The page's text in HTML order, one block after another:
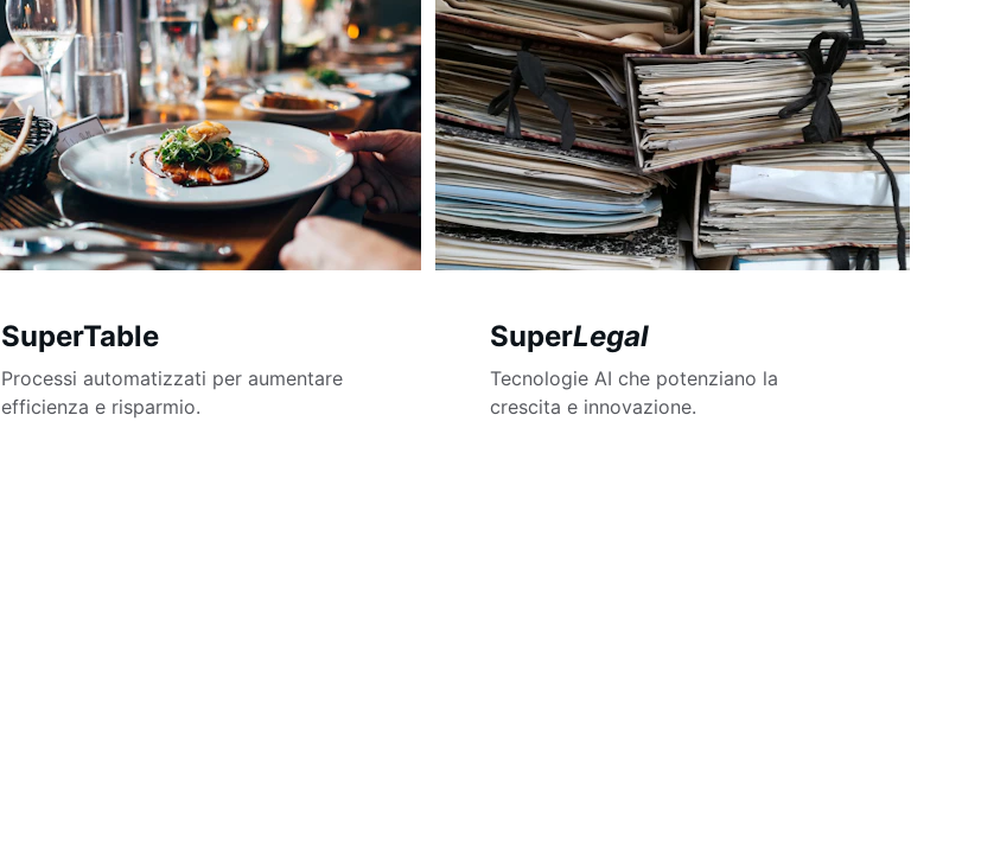
SuperTable
Processi automatizzati per aumentare
efficienza e risparmio.
Tecnologie AI che potenziano la
crescita e innovazione.
SuperLegal